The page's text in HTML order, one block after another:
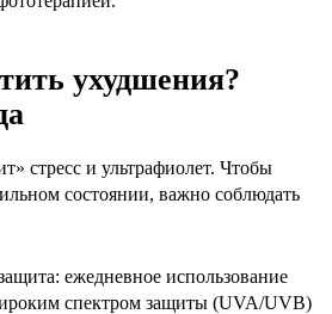
ухудшения?
стресс и ультрафиолет. Чтобы
состоянии, важно соблюдать
ежедневное использование
спектром защиты (UVA/UVB)